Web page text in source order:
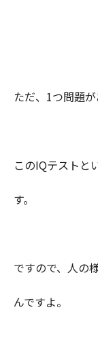
ただ、1つ問題が
このIQテストと
す。
ですので、人の
んですよ。